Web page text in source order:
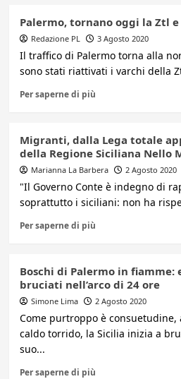
Palermo, tornano oggi la Ztl
Redazione PL 3 Agosto 2020
Il traffico di Palermo torna alla
sono stati riattivati i varchi della
Per saperne di più
Migranti, dalla Lega totale
della Regione Siciliana Nello
Marianna La Barbera 2 Agosto 2020
"Il Governo Conte è indegno di
soprattutto i siciliani: non ha
Per saperne di più
Boschi di Palermo in
bruciati nell’arco di 24 ore
Simone Lima 2 Agosto 2020
Come purtroppo è consuetudine,
caldo torrido, la Sicilia inizia a
suo...
Per saperne di più